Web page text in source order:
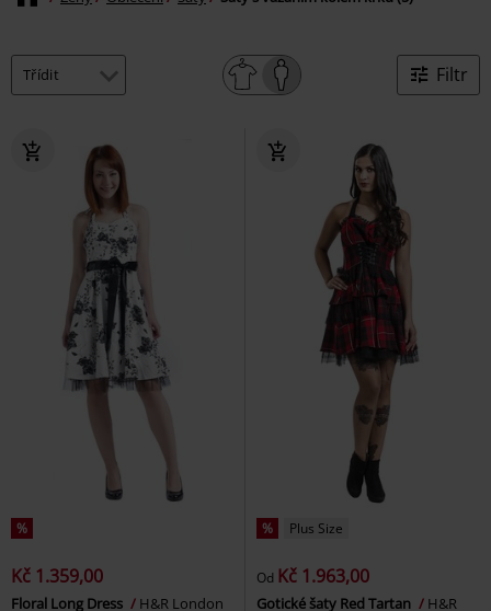
Filtr
%
Kč 1.359,00
Floral Long Dress
H&R London
% Plus Size
Od Kč 1.963,00
Gotické šaty Red Tartan
H&R